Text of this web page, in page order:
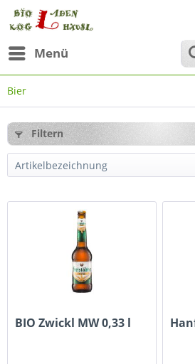
Menü
Bier
Filtern
BIO Zwickl MW 0,33 l